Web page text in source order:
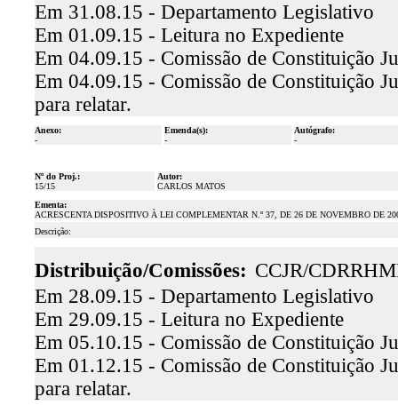
Em 31.08.15 - Departamento Legislativo
Em 01.09.15 - Leitura no Expediente
Em 04.09.15 - Comissão de Constituição
Em 04.09.15 - Comissão de Constituição
para relatar.
Anexo:
-
Emenda(s):
-
Autógrafo:
-
Nº do Proj.:
15/15
Autor:
CARLOS MATOS
Ementa:
ACRESCENTA DISPOSITIVO À LEI COMPLEMENTAR N.º 37, DE 26 DE NOVEMBRO DE
Descrição:
Distribuição/Comissões: CCJR/
Em 28.09.15 - Departamento Legislativo
Em 29.09.15 - Leitura no Expediente
Em 05.10.15 - Comissão de Constituição
Em 01.12.15 - Comissão de Constituição
para relatar.